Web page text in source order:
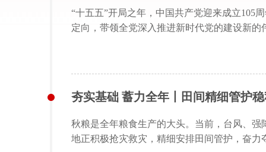
“十五五”开局之年，中国共产党迎来成立105
定向，带领全党深入推进新时代党的建设新
夯实基础 蓄力全年丨田间精细管护
秋粮是全年粮食生产的大头。当前，台风、
地正积极抢灾救灾，精细安排田间管护，奋力